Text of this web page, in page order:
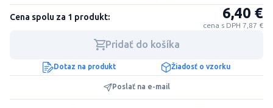
Cena spolu za 1 produkt: 6,40 €
cena s DPH 7,87 €
Pridať do košíka
Dotaz na produkt Žiadosť o vzorku
Poslať na e-mail